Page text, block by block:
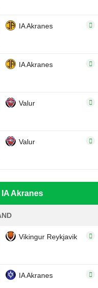
IA Akranes
IA Akranes
Valur
Valur
Akranes
Vikingur Reykjavik
IA Akranes